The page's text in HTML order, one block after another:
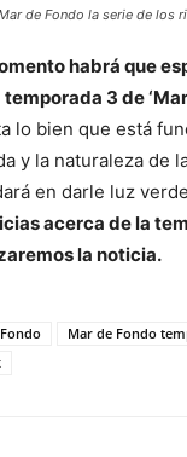
de Fondo la serie de los
habrá que
3 de ‘Mar
lo bien que está
y la naturaleza de
en darle luz
acerca de la
la noticia.
Mar de Fondo